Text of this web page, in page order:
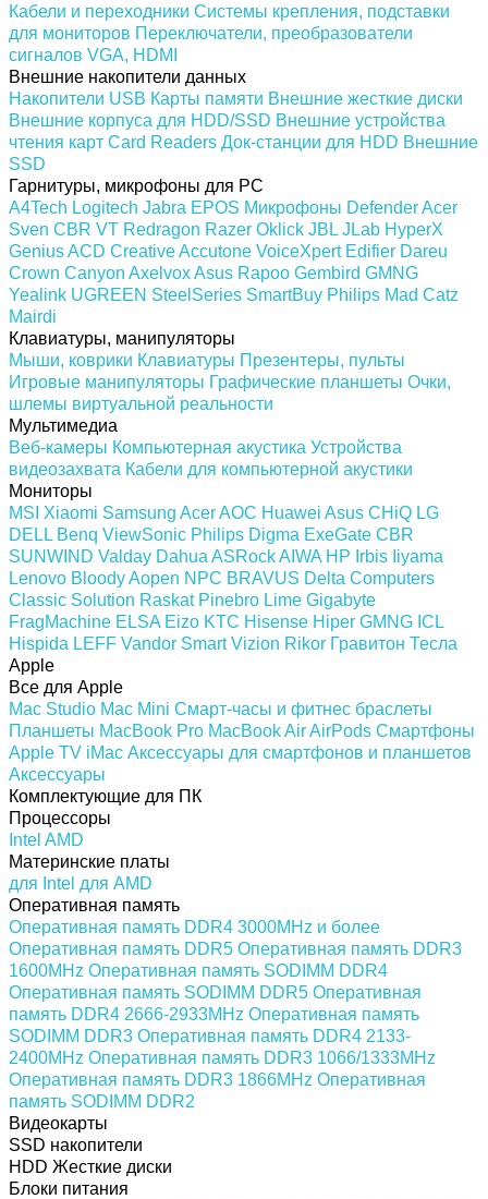
Кабели и переходники Системы крепления, подставки
для мониторов Переключатели, преобразователи
сигналов VGA, HDMI
Внешние накопители данных
Накопители USB Карты памяти Внешние жесткие диски
Внешние корпуса для HDD/SSD Внешние устройства
чтения карт Card Readers Док-станции для HDD Внешние
SSD
Гарнитуры, микрофоны для PC
A4Tech Logitech Jabra EPOS Микрофоны DefenderAcer
Sven CBR VT Redragon Razer Oklick JBL JLab HyperX
GeniusACD CreativeAccutone VoiceXpert Edifier Dareu
Crown Canyon AxelvoxAsus Rapoo Gembird GMNG
Yealink UGREEN SteelSeries SmartBuy Philips Mad Catz
Mairdi
Клавиатуры, манипуляторы
Мыши, коврики Клавиатуры Презентеры, пульты
Игровые манипуляторы Графические планшеты Очки,
шлемы виртуальной реальности
Мультимедиа
Веб-камеры Компьютерная акустика Устройства
видеозахвата Кабели для компьютерной акустики
Мониторы
MSI Xiaomi Samsung AcerAOC Huawei Asus CHiQ LG
DELL Benq ViewSonic Philips Digma ExeGate CBR
SUNWIND Valday Dahua ASRockAIWA HP Irbis Iiyama
Lenovo BloodyAopen NPC BRAVUS Delta Computers
Classic Solution Raskat Pinebro Lime Gigabyte
FragMachine ELSA Eizo KTC Hisense Hiper GMNG ICL
Hispida LEFF Vandor Smart Vizion Rikor Гравитон Тесла
Apple
Все для Apple
Mac Studio Mac Mini Смарт-часы и фитнес браслеты
Планшеты MacBook Pro MacBook AirAirPods Смартфоны
Apple TV iMac Аксессуары для смартфонов и планшетов
Аксессуары
Комплектующие для ПК
Процессоры
Intel AMD
Материнские платы
для Intel для AMD
Оперативная память
Оперативная память DDR4 3000MHz и более
Оперативная память DDR5 Оперативная память DDR3
1600MHz Оперативная память SODIMM DDR4
Оперативная память SODIMM DDR5 Оперативная
память DDR4 2666-2933MHz Оперативная память
SODIMM DDR3 Оперативная память DDR4 2133-
2400MHz Оперативная память DDR3 1066/1333MHz
Оперативная память DDR3 1866MHz Оперативная
память SODIMM DDR2
Видеокарты
SSD накопители
HDD Жесткие диски
Блоки питания